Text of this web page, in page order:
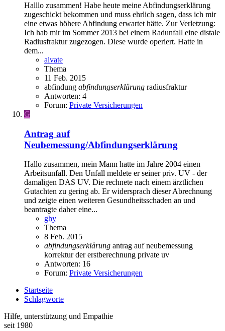
Halllo zusammen! Habe heute meine Abfindungserklärung
zugeschickt bekommen und muss ehrlich sagen, dass ich mir
eine etwas höhere Abfindung erwartet hätte. Zur Verletzung:
Ich hab mir im Sommer 2013 bei einem Radunfall eine distale
Radiusfraktur zugezogen. Diese wurde operiert. Hatte in
dem...
alvate
Thema
11 Feb. 2015
abfindung abfindungserklärung radiusfraktur
Antworten: 4
Forum: Private Versicherungen
G
Antrag auf
Neubemessung/Abfindungserklärung
Hallo zusammen, mein Mann hatte im Jahre 2004 einen
Arbeitsunfall. Den Unfall meldete er seiner priv. UV - der
damaligen DAS UV. Die rechnete nach einem ärztlichen
Gutachten zu gering ab. Er widersprach dieser Abrechnung
und zeigte einen weiteren Gesundheitsschaden an und
beantragte daher eine...
ghy
Thema
8 Feb. 2015
abfindungserklärung antrag auf neubemessung
korrektur der erstberechnung private uv
Antworten: 16
Forum: Private Versicherungen
Startseite
Schlagworte
Hilfe, unterstützung und Empathie
seit 1980